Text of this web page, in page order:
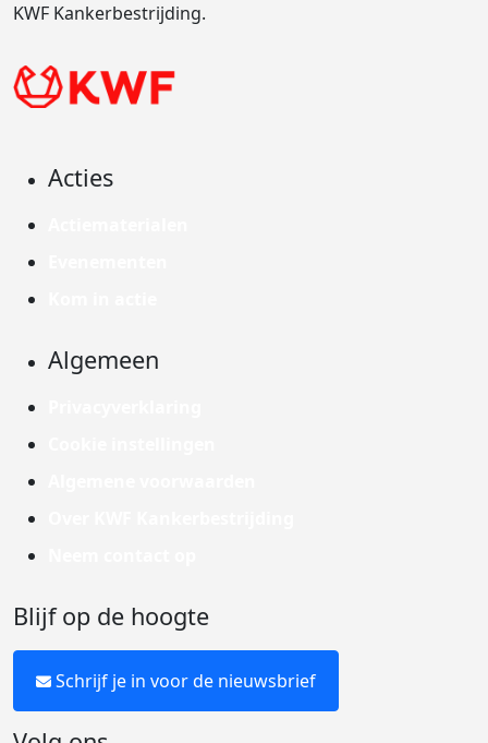
KWF Kankerbestrijding.
Acties
Algemeen
Blijf op de hoogte
Schrijf je in voor de nieuwsbrief